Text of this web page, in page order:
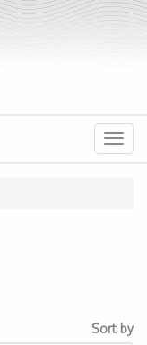
Menu
Sort by